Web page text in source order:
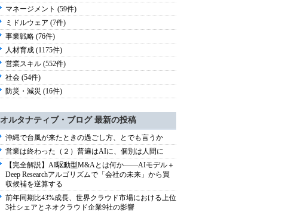
マネージメント (59件)
ミドルウェア (7件)
事業戦略 (76件)
人材育成 (1175件)
営業スキル (552件)
社会 (54件)
防災・減災 (16件)
オルタナティブ・ブログ 最新の投稿
沖縄で台風が来たときの過ごし方、とでも言うか
営業は終わった（２）普遍はAIに、個別は人間に
【完全解説】AI駆動型M&Aとは何か――AIモデル＋
Deep Researchアルゴリズムで「会社の未来」から買
収候補を逆算する
前年同期比43%成長、世界クラウド市場における上位
3社シェアとネオクラウド企業9社の影響